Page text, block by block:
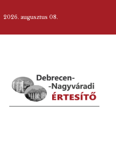
2026. augusztus 08.